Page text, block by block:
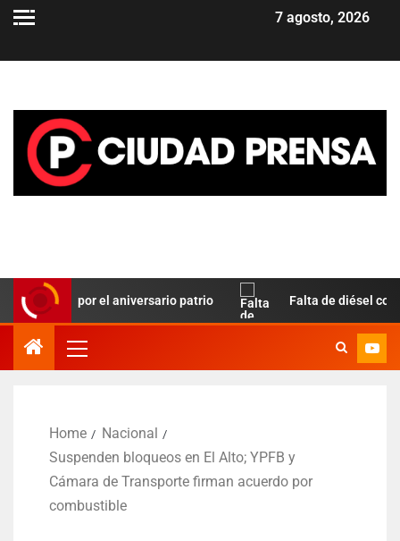
7 agosto, 2026
Paz por el aniversario patrio Falta de diésel complica
Home
Nacional
Suspenden bloqueos en El Alto; YPFB y
Cámara de Transporte firman acuerdo por
combustible